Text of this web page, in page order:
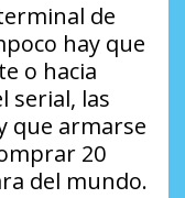
de
hay que
o hacia
serial, las
que armarse
20
del mundo.